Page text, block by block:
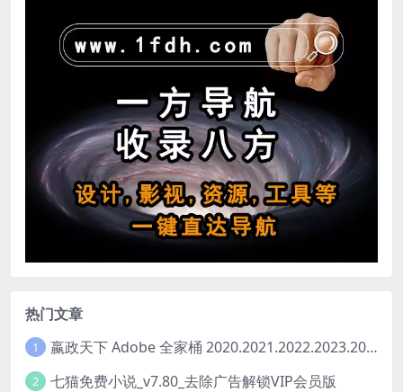
热门文章
1 嬴政天下 Adobe 全家桶 2020.2021.2022.2023.2024.2025大师版（2025年08月版 ）
2 七猫免费小说_v7.80_去除广告解锁VIP会员版